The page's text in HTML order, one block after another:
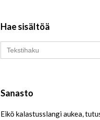
Hae sisältöä
Search
for:
Sanasto
Eikö kalastusslangi aukea,